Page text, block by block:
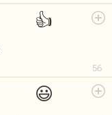
👍
56
😃